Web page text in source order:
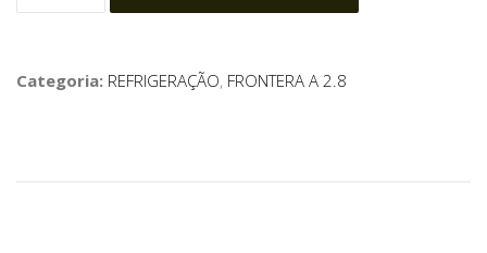
Categoria: REFRIGERAÇÃO, FRONTERA A 2.8